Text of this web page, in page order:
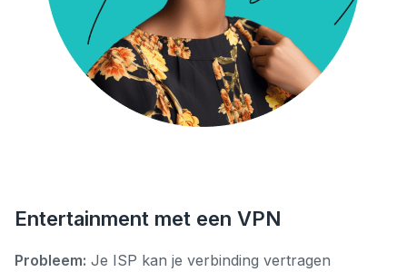
Entertainment met een VPN
Probleem: Je ISP kan je verbinding vertragen